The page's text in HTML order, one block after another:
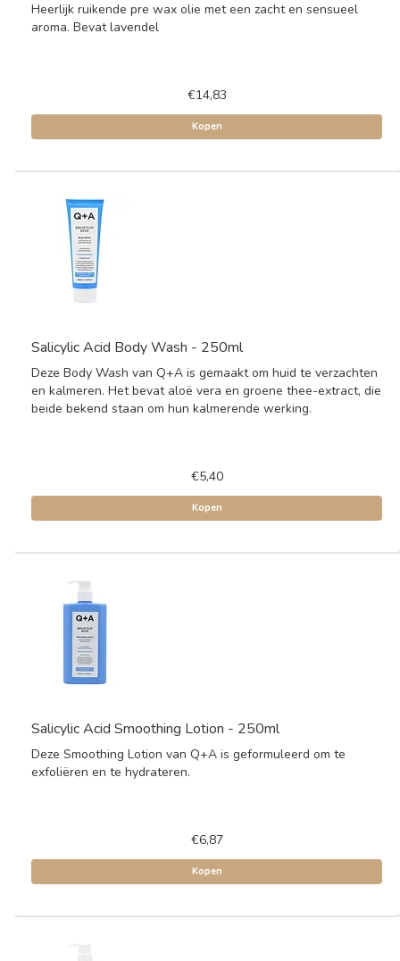
Heerlijk ruikende pre wax olie met een zacht en sensueel
aroma. Bevat lavendel
€14,83
Kopen
Salicylic Acid Body Wash - 250ml
Deze Body Wash van Q+A is gemaakt om huid te verzachten
en kalmeren. Het bevat aloë vera en groene thee-extract, die
beide bekend staan om hun kalmerende werking.
€5,40
Kopen
Salicylic Acid Smoothing Lotion - 250ml
Deze Smoothing Lotion van Q+A is geformuleerd om te
exfoliëren en te hydrateren.
€6,87
Kopen